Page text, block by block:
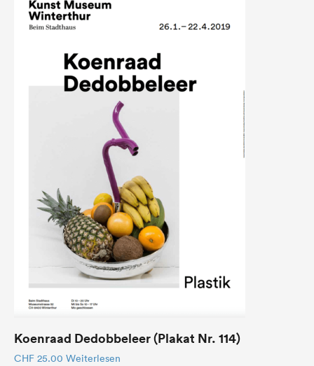
Koenraad Dedobbeleer (Plakat Nr. 114)
CHF 25.00 Weiterlesen